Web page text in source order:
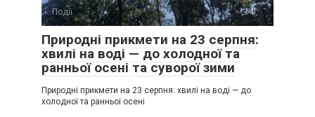
Події 0
Природні прикмети на 23 серпня:
хвилі на воді — до холодної та
ранньої осені та суворої зими
Природні прикмети на 23 серпня: хвилі на воді — до
холодної та ранньої осені